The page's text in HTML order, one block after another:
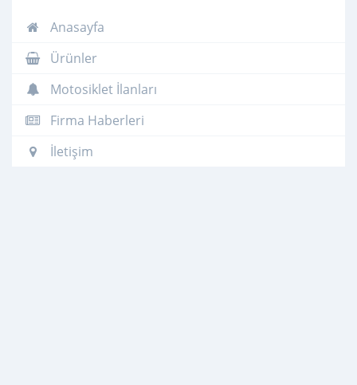
Anasayfa
Ürünler
Motosiklet İlanları
Firma Haberleri
İletişim